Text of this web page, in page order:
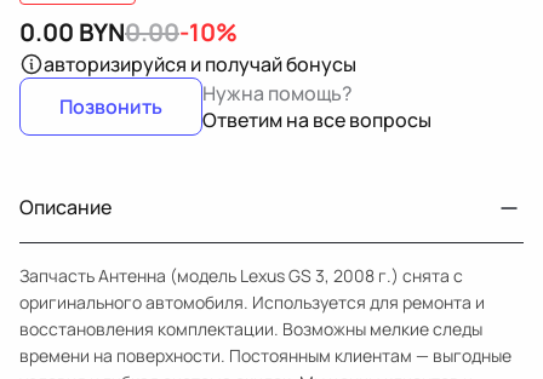
0.00 BYN0.00-10%
авторизируйся и получай бонусы
Позвонить
Нужна помощь?
Ответим на все вопросы
Описание
Запчасть Антенна (модель Lexus GS 3, 2008 г.) снята с
оригинального автомобиля. Используется для ремонта и
восстановления комплектации. Возможны мелкие следы
времени на поверхности. Постоянным клиентам — выгодные